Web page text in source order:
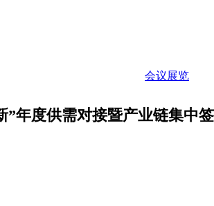
会议展览
”年度供需对接暨产业链集中